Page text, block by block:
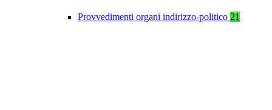
Provvedimenti organi indirizzo-politico 21